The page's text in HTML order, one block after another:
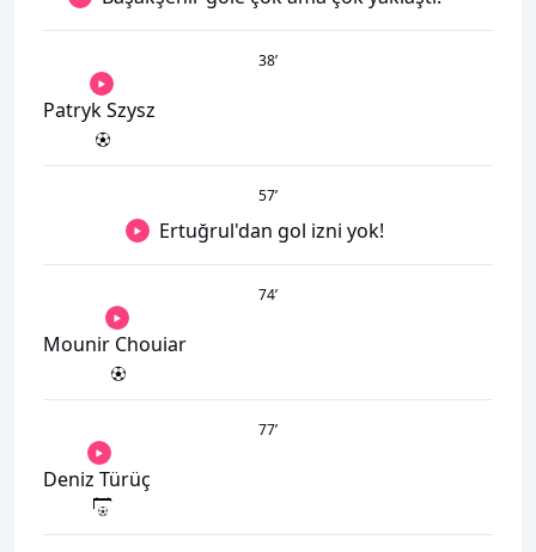
38’
Patryk Szysz
57’
Ertuğrul'dan gol izni yok!
74’
Mounir Chouiar
77’
Deniz Türüç